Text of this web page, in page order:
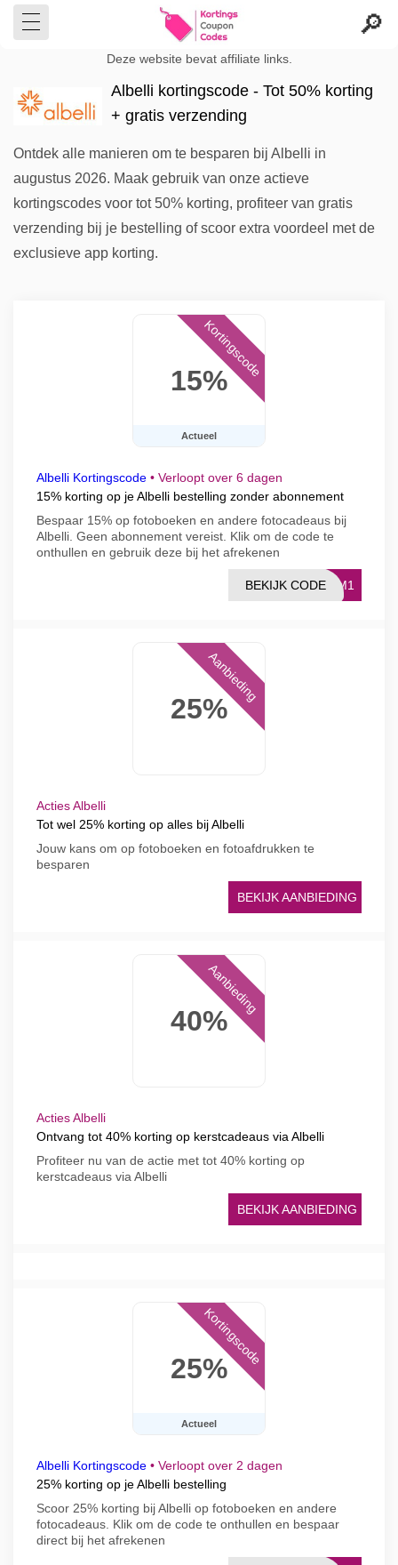
Deze website bevat affiliate links.
Albelli kortingscode - Tot 50% korting
+ gratis verzending
Ontdek alle manieren om te besparen bij Albelli in
augustus 2026. Maak gebruik van onze actieve
kortingscodes voor tot 50% korting, profiteer van gratis
verzending bij je bestelling of scoor extra voordeel met de
exclusieve app korting.
15%
Actueel
Kortingscode
Albelli Kortingscode • Verloopt over 6 dagen
15% korting op je Albelli bestelling zonder abonnement
Bespaar 15% op fotoboeken en andere fotocadeaus bij
Albelli. Geen abonnement vereist. Klik om de code te
onthullen en gebruik deze bij het afrekenen
KOM1
BEKIJK CODE
25%
Aanbieding
Acties Albelli
Tot wel 25% korting op alles bij Albelli
Jouw kans om op fotoboeken en fotoafdrukken te
besparen
BEKIJK AANBIEDING
40%
Aanbieding
Acties Albelli
Ontvang tot 40% korting op kerstcadeaus via Albelli
Profiteer nu van de actie met tot 40% korting op
kerstcadeaus via Albelli
BEKIJK AANBIEDING
25%
Actueel
Kortingscode
Albelli Kortingscode • Verloopt over 2 dagen
25% korting op je Albelli bestelling
Scoor 25% korting bij Albelli op fotoboeken en andere
fotocadeaus. Klik om de code te onthullen en bespaar
direct bij het afrekenen